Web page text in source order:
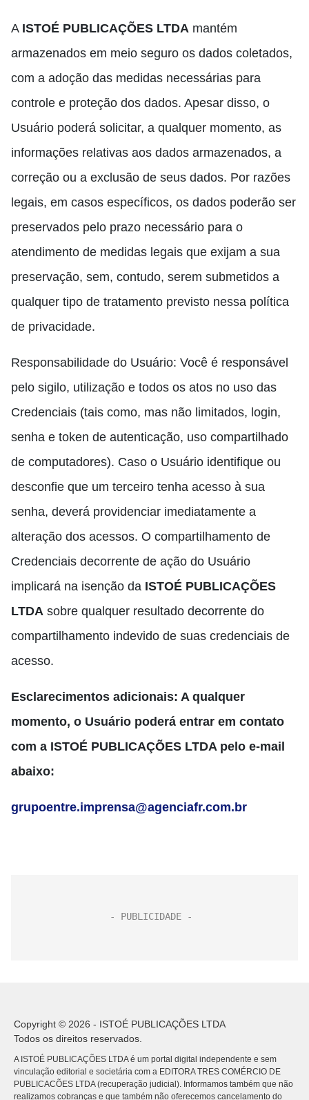
A ISTOÉ PUBLICAÇÕES LTDA mantém
armazenados em meio seguro os dados coletados,
com a adoção das medidas necessárias para
controle e proteção dos dados. Apesar disso, o
Usuário poderá solicitar, a qualquer momento, as
informações relativas aos dados armazenados, a
correção ou a exclusão de seus dados. Por razões
legais, em casos específicos, os dados poderão ser
preservados pelo prazo necessário para o
atendimento de medidas legais que exijam a sua
preservação, sem, contudo, serem submetidos a
qualquer tipo de tratamento previsto nessa política
de privacidade.
Responsabilidade do Usuário: Você é responsável
pelo sigilo, utilização e todos os atos no uso das
Credenciais (tais como, mas não limitados, login,
senha e token de autenticação, uso compartilhado
de computadores). Caso o Usuário identifique ou
desconfie que um terceiro tenha acesso à sua
senha, deverá providenciar imediatamente a
alteração dos acessos. O compartilhamento de
Credenciais decorrente de ação do Usuário
implicará na isenção da ISTOÉ PUBLICAÇÕES
LTDA sobre qualquer resultado decorrente do
compartilhamento indevido de suas credenciais de
acesso.
Esclarecimentos adicionais: A qualquer
momento, o Usuário poderá entrar em contato
com a ISTOÉ PUBLICAÇÕES LTDA pelo e-mail
abaixo:
grupoentre.imprensa@agenciafr.com.br
Copyright © 2026 - ISTOÉ PUBLICAÇÕES LTDA
Todos os direitos reservados.
A ISTOÉ PUBLICAÇÕES LTDA é um portal digital independente e sem
vinculação editorial e societária com a EDITORA TRES COMÉRCIO DE
PUBLICACÕES LTDA (recuperação judicial). Informamos também que não
realizamos cobranças e que também não oferecemos cancelamento do